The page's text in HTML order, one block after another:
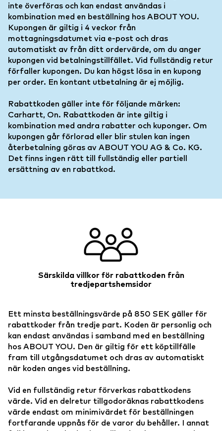
inte överföras och kan endast användas i
kombination med en beställning hos ABOUT YOU.
Kupongen är giltig i 4 veckor från
mottagningsdatumet via e-post och dras
automatiskt av från ditt ordervärde, om du anger
kupongen vid betalningstillfället. Vid fullständig retur
förfaller kupongen. Du kan högst lösa in en kupong
per order. En kontant utbetalning är ej möjlig.
Rabattkoden gäller inte för följande märken:
Carhartt, On. Rabattkoden är inte giltig i
kombination med andra rabatter och kuponger. Om
kupongen går förlorad eller blir stulen kan ingen
återbetalning göras av ABOUT YOU AG & Co. KG.
Det finns ingen rätt till fullständig eller partiell
ersättning av en rabattkod.
Särskilda villkor för rabattkoden från
tredjepartshemsidor
Ett minsta beställningsvärde på 850 SEK gäller för
rabattkoder från tredje part. Koden är personlig och
kan endast användas i samband med en beställning
hos ABOUT YOU. Den är giltig för ett köptillfälle
fram till utgångsdatumet och dras av automatiskt
när koden anges vid beställning.
Vid en fullständig retur förverkas rabattkodens
värde. Vid en delretur tillgodoräknas rabattkodens
värde endast om minimivärdet för beställningen
fortfarande uppnås för de varor du behåller. I annat